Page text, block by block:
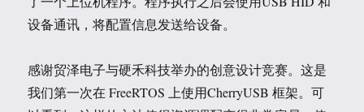
设备通讯，将配置信息发送给设备。
感谢贸泽电子与硬禾科技举办的创意设计竞赛。这是
我们第一次在 FreeRTOS 上使用CherryUSB 框架。可